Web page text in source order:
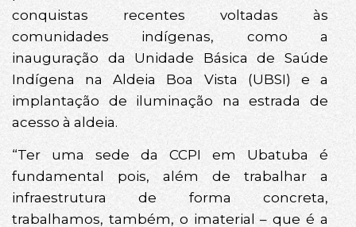
conquistas recentes voltadas às
comunidades indígenas, como a
inauguração da Unidade Básica de Saúde
Indígena na Aldeia Boa Vista (UBSI) e a
implantação de iluminação na estrada de
acesso à aldeia.
“Ter uma sede da CCPI em Ubatuba é
fundamental pois, além de trabalhar a
infraestrutura de forma concreta,
trabalhamos, também, o imaterial – que é a